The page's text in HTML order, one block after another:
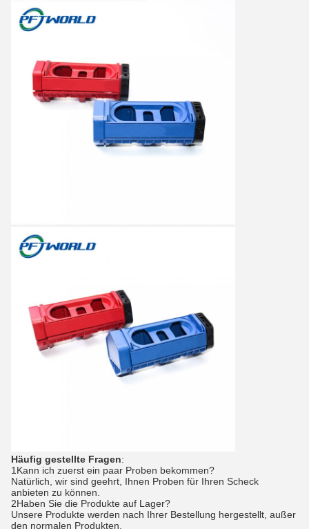
Häufig gestellte Fragen:
1Kann ich zuerst ein paar Proben bekommen?
Natürlich, wir sind geehrt, Ihnen Proben für Ihren Scheck
anbieten zu können.
2Haben Sie die Produkte auf Lager?
Unsere Produkte werden nach Ihrer Bestellung hergestellt, außer
den normalen Produkten.